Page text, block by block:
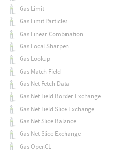
Gas Limit
Gas Limit Particles
Gas Linear Combination
Gas Local Sharpen
Gas Lookup
Gas Match Field
Gas Net Fetch Data
Gas Net Field Border Exchange
Gas Net Field Slice Exchange
Gas Net Slice Balance
Gas Net Slice Exchange
Gas OpenCL